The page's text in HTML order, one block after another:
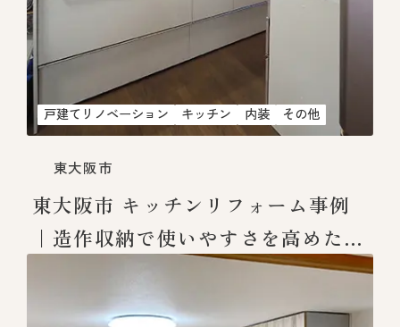
戸建てリノベーション キッチン 内装 その他
東大阪市
東大阪市 キッチンリフォーム事例
｜造作収納で使いやすさを高めたI
型キッチン